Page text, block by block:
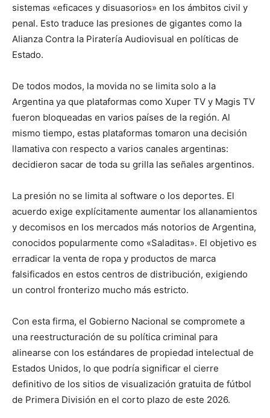
sistemas «eficaces y disuasorios» en los ámbitos civil y
penal. Esto traduce las presiones de gigantes como la
Alianza Contra la Piratería Audiovisual en políticas de
Estado.
De todos modos, la movida no se limita solo a la
Argentina ya que plataformas como Xuper TV y Magis TV
fueron bloqueadas en varios países de la región. Al
mismo tiempo, estas plataformas tomaron una decisión
llamativa con respecto a varios canales argentinas:
decidieron sacar de toda su grilla las señales argentinos.
La presión no se limita al software o los deportes. El
acuerdo exige explícitamente aumentar los allanamientos
y decomisos en los mercados más notorios de Argentina,
conocidos popularmente como «Saladitas». El objetivo es
erradicar la venta de ropa y productos de marca
falsificados en estos centros de distribución, exigiendo
un control fronterizo mucho más estricto.
Con esta firma, el Gobierno Nacional se compromete a
una reestructuración de su política criminal para
alinearse con los estándares de propiedad intelectual de
Estados Unidos, lo que podría significar el cierre
definitivo de los sitios de visualización gratuita de fútbol
de Primera División en el corto plazo de este 2026.